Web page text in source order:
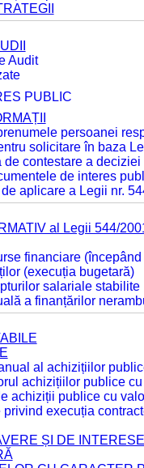
Audit
PUBLIC
persoanei
solicitare în baza
de contestare a
de interes
aplicare a Legii nr.
al Legii 544/
financiare
(execuția bugetară)
salariale
a finanțărilor
al achizițiilor
achizițiilor publice
achiziții publice cu
privind execuția
ȘI DE INTERESE